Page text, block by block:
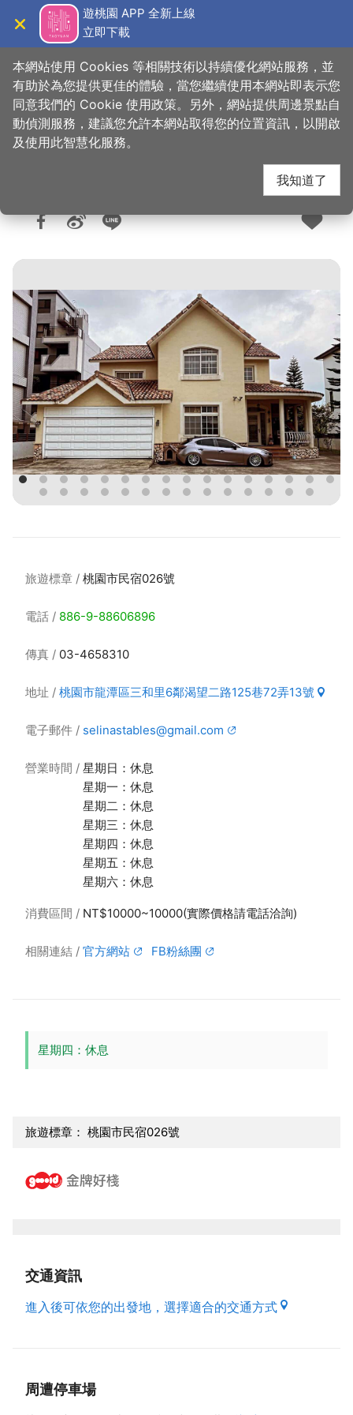
主
遊桃園 APP 全新上線
立即下載
首頁 > 想去的地方 > 住宿 > 旅館與民宿
馬廄民宿
人氣：1.6萬
旅遊標章 桃園市民宿026號
電話 886-9-88606896
傳真 03-4658310
地址 桃園市龍潭區三和里6鄰渴望二路125巷72弄13號
電子郵件 selinastables@gmail.com
營業時間
星期日：休息
星期一：休息
星期二：休息
星期三：休息
星期四：休息
星期五：休息
星期六：休息
消費區間 NT$10000~10000(實際價格請電話洽詢)
相關連結 官方網站 FB粉絲團
星期四：休息
旅遊標章： 桃園市民宿026號
交通資訊
進入後可依您的出發地，選擇適合的交通方式
周遭停車場
本網站使用 Cookies 等相關技術以持續優化網站服務，並
有助於為您提供更佳的體驗，當您繼續使用本網站即表示您
同意我們的 Cookie 使用政策。另外，網站提供周邊景點自
動偵測服務，建議您允許本網站取得您的位置資訊，以開啟
及使用此智慧化服務。
我知道了